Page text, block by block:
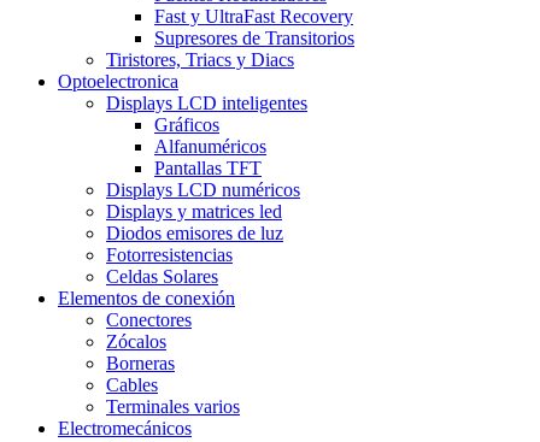
Fast y UltraFast Recovery
Supresores de Transitorios
Tiristores, Triacs y Diacs
Optoelectronica
Displays LCD inteligentes
Gráficos
Alfanuméricos
Pantallas TFT
Displays LCD numéricos
Displays y matrices led
Diodos emisores de luz
Fotorresistencias
Celdas Solares
Elementos de conexión
Conectores
Zócalos
Borneras
Cables
Terminales varios
Electromecánicos